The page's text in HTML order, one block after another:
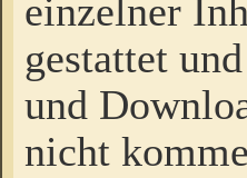
einzelner
gestattet
und
nicht